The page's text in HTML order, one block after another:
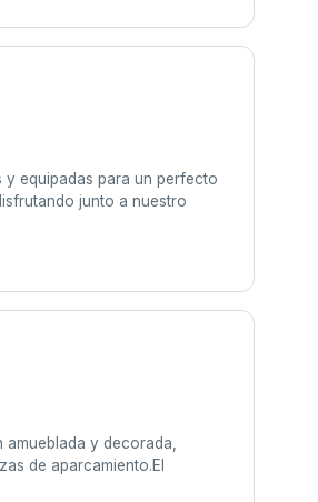
y equipadas para un perfecto
junto a nuestro
y decorada,
de aparcamiento.El